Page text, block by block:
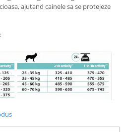
ajutand cainele sa se protejeze